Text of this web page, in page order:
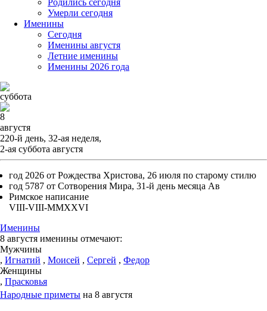
Родились сегодня
Умерли сегодня
Именины
Cегодня
Именины августя
Летние именины
Именины 2026 года
суббота
8
августя
220-й день, 32-ая неделя,
2-ая суббота августя
год 2026 от Рождества Христова, 26 июля по старому стилю
год 5787 от Сотворения Мира, 31-й день месяца Ав
Римское написание
VIII-VIII-MMXXVI
Именины
8 августя именины отмечают:
Мужчины
, Игнатий , Моисей , Сергей , Федор
Женщины
, Прасковья
Народные приметы на 8 августя